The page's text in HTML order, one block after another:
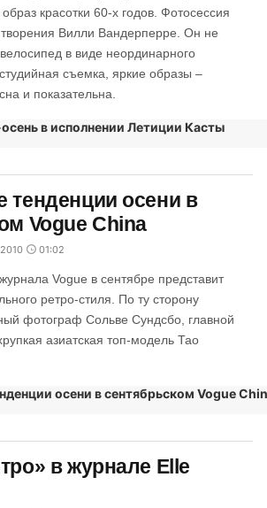
красотки 60-х годов. Фотосессия
Вилли Вандерперре. Он не
в виде неординарного
съемка, яркие образы –
и показательна.
тенденции осени в
Vogue China
01:02
Vogue в сентябре представит
ретро-стиля. По ту сторону
фотограф Сольве Сундсбо, главной
азиатская топ-модель Тао
в журнале Elle